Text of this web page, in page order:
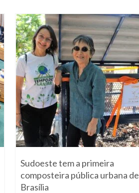
Sudoeste tem a primeira
composteira pública urbana de
Brasília